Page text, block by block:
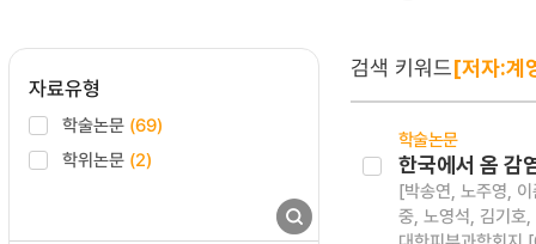
자료유형
학술논문 (69)
학위논문 (2)
검색 키워드[저자:계
학술논문
한국에서 옴 감
[박송연, 노주영,
중, 노영석, 김기호